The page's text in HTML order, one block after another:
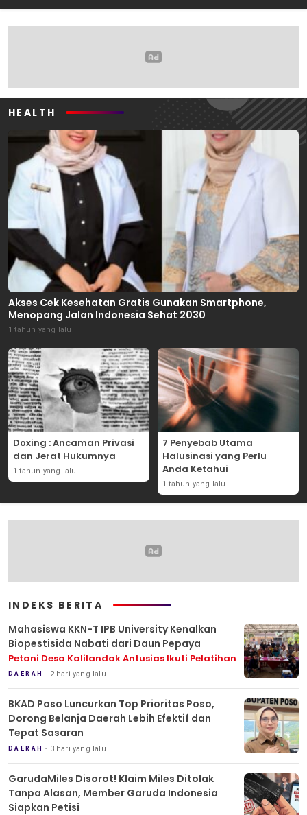
HEALTH
Akses Cek Kesehatan Gratis Gunakan Smartphone,
Menopang Jalan Indonesia Sehat 2030
1 tahun yang lalu
Doxing : Ancaman Privasi
dan Jerat Hukumnya
1 tahun yang lalu
7 Penyebab Utama
Halusinasi yang Perlu
Anda Ketahui
1 tahun yang lalu
INDEKS BERITA
Mahasiswa KKN-T IPB University Kenalkan
Biopestisida Nabati dari Daun Pepaya
Petani Desa Kalilandak Antusias Ikuti Pelatihan
DAERAH 2 hari yang lalu
BKAD Poso Luncurkan Top Prioritas Poso,
Dorong Belanja Daerah Lebih Efektif dan
Tepat Sasaran
DAERAH 3 hari yang lalu
GarudaMiles Disorot! Klaim Miles Ditolak
Tanpa Alasan, Member Garuda Indonesia
Siapkan Petisi